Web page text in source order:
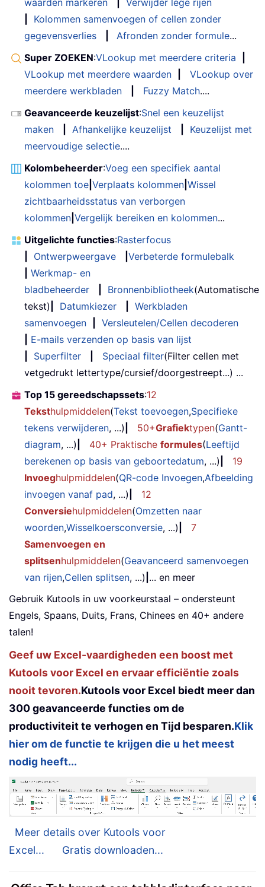
waarden markeren
Verwijder lege rijen
Kolommen samenvoegen of cellen zonder
gegevensverlies
Afronden zonder formule...
Super ZOEKEN:VLookup met meerdere criteria
VLookup met meerdere waarden
VLookup over
meerdere werkbladen
Fuzzy Match....
Geavanceerde keuzelijst:Snel een keuzelijst
maken
Afhankelijke keuzelijst
Keuzelijst met
meervoudige selectie....
Kolombeheerder:Voeg een specifiek aantal
kolommen toe Verplaats kolommen Wissel
zichtbaarheidsstatus van verborgen
kolommen Vergelijk bereiken en kolommen...
Uitgelichte functies:Rasterfocus
Ontwerpweergave
Verbeterde formulebalk
Werkmap- en
bladbeheerder
Bronnenbibliotheek(Automatische
tekst)
Datumkiezer
Werkbladen
samenvoegen
Versleutelen/Cellen decoderen
E-mails verzenden op basis van lijst
Superfilter Speciaal filter(Filter cellen met
vetgedrukt lettertype/cursief/doorgestreept...) ...
Top 15 gereedschapssets:12
Teksthulpmiddelen(Tekst toevoegen,Specifieke
tekens verwijderen, ...) 50+Grafiektypen(Gantt-
diagram, ...) 40+ Praktische formules(Leeftijd
berekenen op basis van geboortedatum, ...)
19
Invoeghulpmiddelen(QR-code Invoegen,Afbeelding
invoegen vanaf pad, ...)
12
Conversiehulpmiddelen(Omzetten naar
woorden,Wisselkoersconversie, ...)
7
Samenvoegen en
splitsenhulpmiddelen(Geavanceerd samenvoegen
van rijen,Cellen splitsen, ...) ... en meer
Gebruik Kutools in uw voorkeurstaal – ondersteunt
Engels, Spaans, Duits, Frans, Chinees en 40+ andere
talen!
Geef uw Excel-vaardigheden een boost met
Kutools voor Excel en ervaar efficiëntie zoals
nooit tevoren.Kutools voor Excel biedt meer dan
300 geavanceerde functies om de
productiviteit te verhogen en Tijd besparen.Klik
hier om de functie te krijgen die u het meest
nodig heeft...
Meer details over Kutools voor
Excel...
Gratis downloaden...